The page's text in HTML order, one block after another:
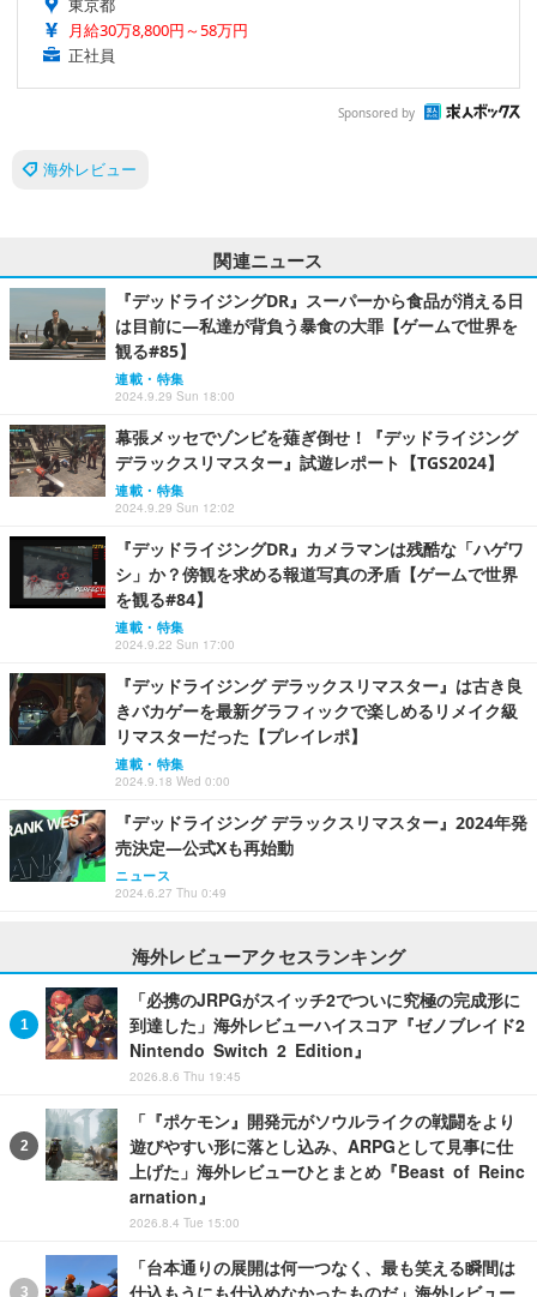
東京都
月給30万8,800円～58万円
正社員
Sponsored by
海外レビュー
関連ニュース
『デッドライジングDR』スーパーから食品が消える日
は目前に―私達が背負う暴食の大罪【ゲームで世界を
観る#85】
連載・特集
2024.9.29 Sun 18:00
幕張メッセでゾンビを薙ぎ倒せ！『デッドライジング
デラックスリマスター』試遊レポート【TGS2024】
連載・特集
2024.9.29 Sun 12:02
『デッドライジングDR』カメラマンは残酷な「ハゲワ
シ」か？傍観を求める報道写真の矛盾【ゲームで世界
を観る#84】
連載・特集
2024.9.22 Sun 17:00
『デッドライジング デラックスリマスター』は古き良
きバカゲーを最新グラフィックで楽しめるリメイク級
リマスターだった【プレイレポ】
連載・特集
2024.9.18 Wed 0:00
『デッドライジング デラックスリマスター』2024年発
売決定―公式Xも再始動
ニュース
2024.6.27 Thu 0:49
海外レビューアクセスランキング
「必携のJRPGがスイッチ2でついに究極の完成形に
到達した」海外レビューハイスコア『ゼノブレイド2
Nintendo Switch 2 Edition』
2026.8.6 Thu 19:45
「『ポケモン』開発元がソウルライクの戦闘をより
遊びやすい形に落とし込み、ARPGとして見事に仕
上げた」海外レビューひとまとめ『Beast of Reinc
arnation』
2026.8.4 Tue 15:00
「台本通りの展開は何一つなく、最も笑える瞬間は
仕込もうにも仕込めなかったものだ」海外レビュー